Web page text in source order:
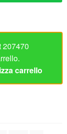
207470
carrello